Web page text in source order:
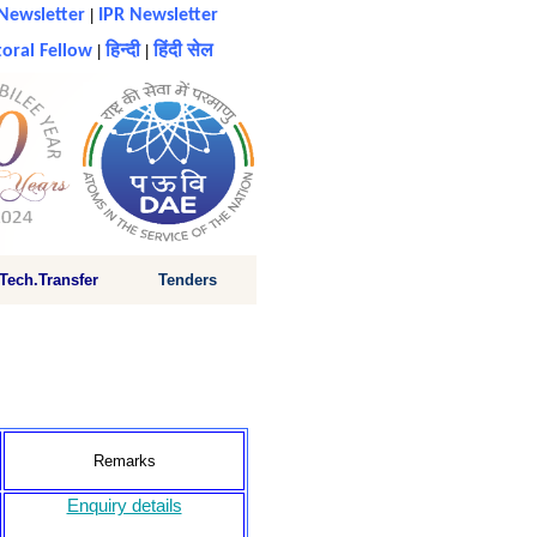
Fellow |हिन्दी|हिंदी सेल
Tenders
IPR Newsletter
Remarks
Enquiry details